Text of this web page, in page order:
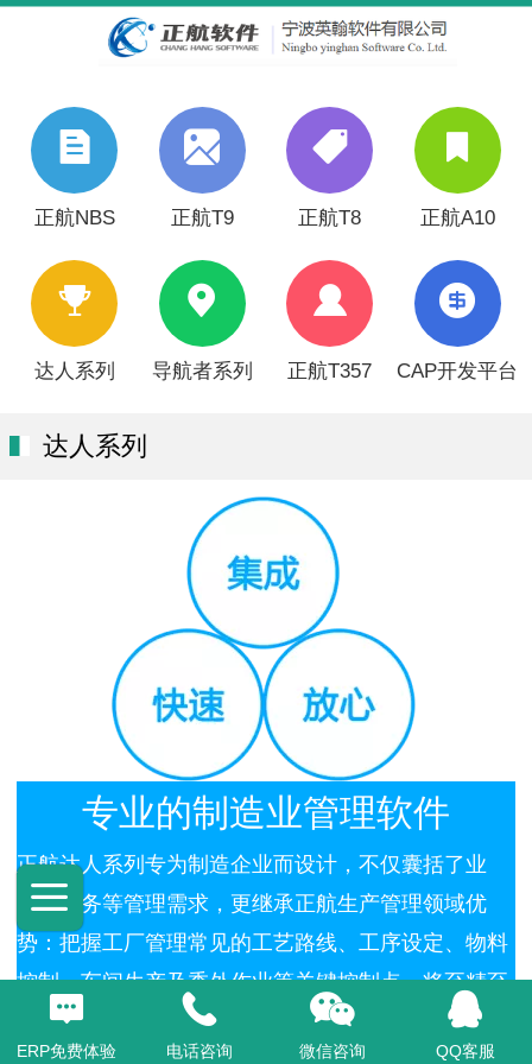
正航NBS 正航T9 正航T8 正航A10
达人系列 导航者系列 正航T357 CAP开发平台
达人系列
专业的制造业管理软件
正航达人系列专为制造企业而设计，不仅囊括了业
务、财务等管理需求，更继承正航生产管理领域优
势：把握工厂管理常见的工艺路线、工序设定、物料
控制、车间生产及委外作业等关键控制点，将至精至
简的生产管理解决方案应用其中。达人系列根据工厂
ERP免费体验 电话咨询 微信咨询 QQ客服